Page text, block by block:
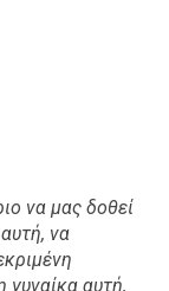
να μας δοθεί
να
αυτή,